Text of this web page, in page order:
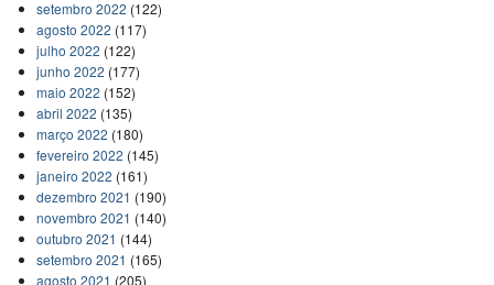
setembro 2022 (122)
agosto 2022 (117)
julho 2022 (122)
junho 2022 (177)
maio 2022 (152)
abril 2022 (135)
março 2022 (180)
fevereiro 2022 (145)
janeiro 2022 (161)
dezembro 2021 (190)
novembro 2021 (140)
outubro 2021 (144)
setembro 2021 (165)
agosto 2021 (205)